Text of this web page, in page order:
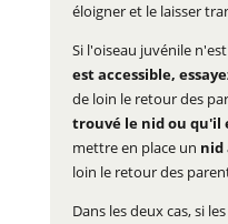
éloigner et le laisser
Si l'oiseau juvénile
est accessible,
de loin le retour des
trouvé le nid ou qu'il
mettre en place un nid
loin le retour des
Dans les deux cas, si